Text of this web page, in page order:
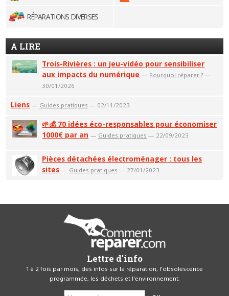
RÉPARATIONS DIVERSES
A LIRE
Trois-Rivières : un jeu-vidéo pour sensibiliser
aux impacts du numérique — Pourquoi réparer ? —
30/01/2026
Liens — Guides pratiques — 02/11/2023
🌱💰 70 idées éco-responsables pour économiser
1000€ par an — Guides pratiques — 22/09/2023
Pièces détachées électroménager : tous les
sites — Guides pratiques — 27/01/2023
Lettre d'info
1 à 2 fois par mois, des infos sur la réparation, l'obsolescence
programmée, les déchets et l'environnement.